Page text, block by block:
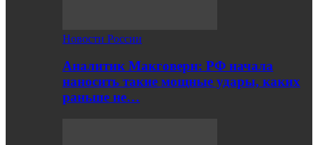
Новости России
Аналитик Макговерн: РФ начала
наносить такие мощные удары, каких
раньше не…